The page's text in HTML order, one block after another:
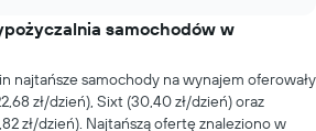
samochodów w
najtańsze samochody na wynajem oferowały
zł/dzień), Sixt (30,40 zł/dzień) oraz
zł/dzień). Najtańszą ofertę znaleziono w